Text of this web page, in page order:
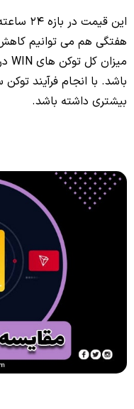
باشد. با انجام فرآیند توکن
بیشتری داشته باشد.